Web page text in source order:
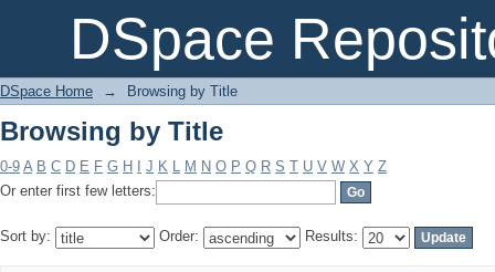
DSpace
Browsing by Title
DSpace Home → Browsing by Title
Browsing by Title
0-9 A B C D E F G H J K L M N O P Q R S T U V W X Y Z
Or enter first few letters:
Sort by: Order: Results: